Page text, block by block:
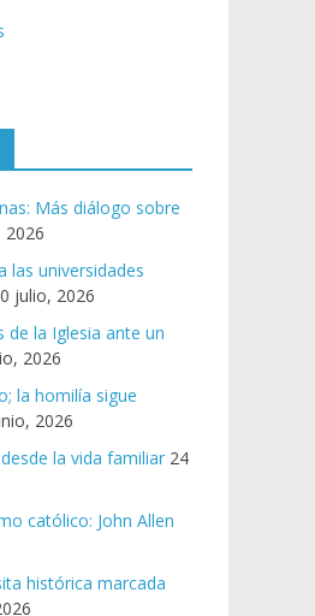
Más diálogo sobre
2026
las universidades
julio, 2026
de la Iglesia ante un
2026
la homilía sigue
2026
la vida familiar 24
católico: John Allen
histórica marcada